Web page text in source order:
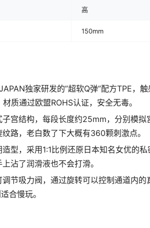
高
150mm
独家研发的”超软Q弹”配方TPE，
质通过欧盟ROHS认证，安全无毒。
子宫结构，每段长度约25mm，分别模
路，老白数了下大概有360颗刺激点。
造型，采用1:1比例还原日本知名女优的
沾了润滑液也不会打滑。
调节吸力阀，通过旋转可以控制通道内
合慢玩。